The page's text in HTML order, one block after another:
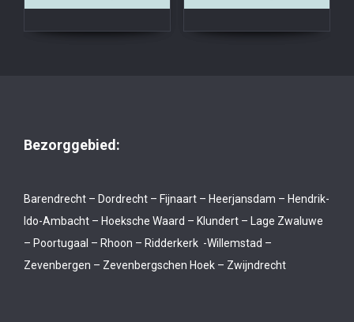
Bezorggebied:
Barendrecht – Dordrecht – Fijnaart – Heerjansdam – Hendrik-
Ido-Ambacht – Hoeksche Waard – Klundert – Lage Zwaluwe
– Poortugaal – Rhoon – Ridderkerk -Willemstad –
Zevenbergen – Zevenbergschen Hoek – Zwijndrecht